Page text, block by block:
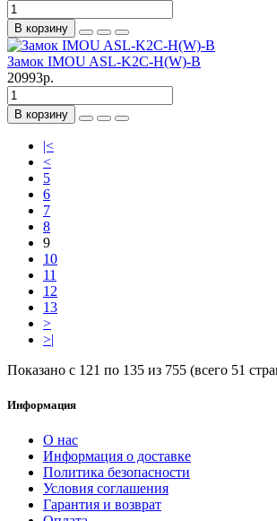
В корзину
Замок IMOU ASL-K2C-H(W)-B
20993р.
В корзину
|<
<
5
6
7
8
9
10
11
12
13
>
>|
Показано с 121 по 135 из 755 (всего 51
Информация
О нас
Информация о доставке
Политика безопасности
Условия соглашения
Гарантия и возврат